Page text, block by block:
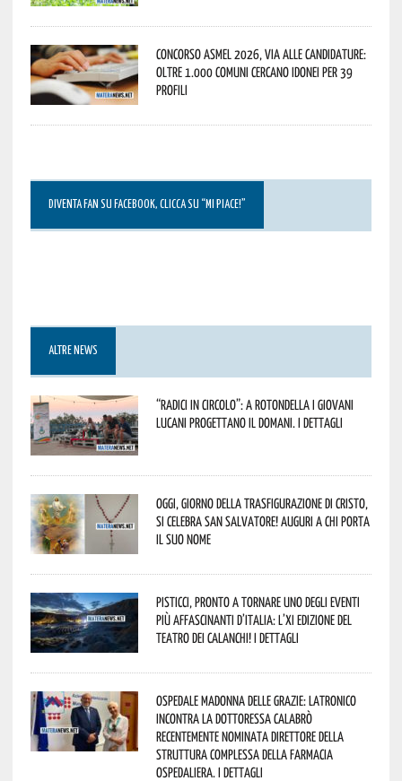
Concorso Asmel 2026, via alle candidature:
oltre 1.000 Comuni cercano idonei per 39
profili
DIVENTA FAN SU FACEBOOK, CLICCA SU “MI PIACE!”
ALTRE NEWS
“Radici in Circolo”: a Rotondella i giovani
lucani progettano il domani. I dettagli
Oggi, giorno della Trasfigurazione di Cristo,
si celebra San Salvatore! Auguri a chi porta
il suo nome
Pisticci, pronto a tornare uno degli eventi
più affascinanti d’Italia: l’XI edizione del
Teatro dei Calanchi! I dettagli
Ospedale Madonna delle Grazie: Latronico
incontra la dottoressa Calabrò
recentemente nominata Direttore della
Struttura Complessa della Farmacia
Ospedaliera. I dettagli